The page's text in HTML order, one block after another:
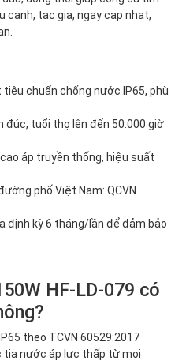
canh, tac gia, ngay cap nhat,
tiêu chuẩn chống nước IP65, phù
đúc, tuổi thọ lên đến 50.000 giờ
áp truyền thống, hiệu suất
phố Việt Nam: QCVN
định kỳ 6 tháng/lần để đảm bảo
HF-LD-079 có
theo TCVN 60529:2017
tia nước áp lực thấp từ mọi